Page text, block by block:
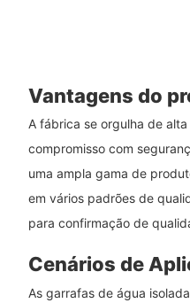
Vantagens do
A fábrica se orgulha de
compromisso com
uma ampla gama de
em vários padrões de
para confirmação de
Cenários de
As garrafas de água